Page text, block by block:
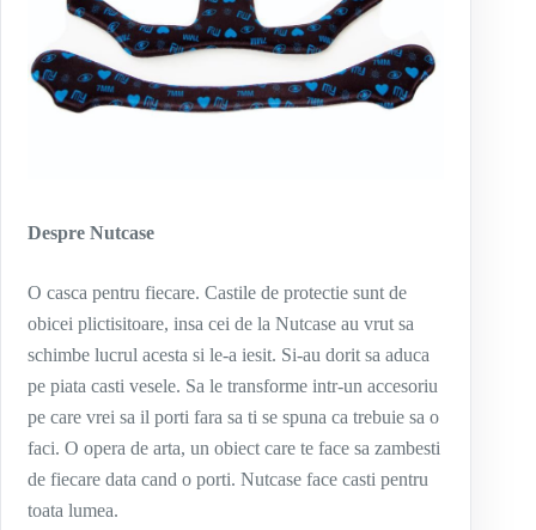
Despre Nutcase
O casca pentru fiecare. Castile de protectie sunt de
obicei plictisitoare, insa cei de la Nutcase au vrut sa
schimbe lucrul acesta si le-a iesit. Si-au dorit sa aduca
pe piata casti vesele. Sa le transforme intr-un accesoriu
pe care vrei sa il porti fara sa ti se spuna ca trebuie sa o
faci. O opera de arta, un obiect care te face sa zambesti
de fiecare data cand o porti. Nutcase face casti pentru
toata lumea.